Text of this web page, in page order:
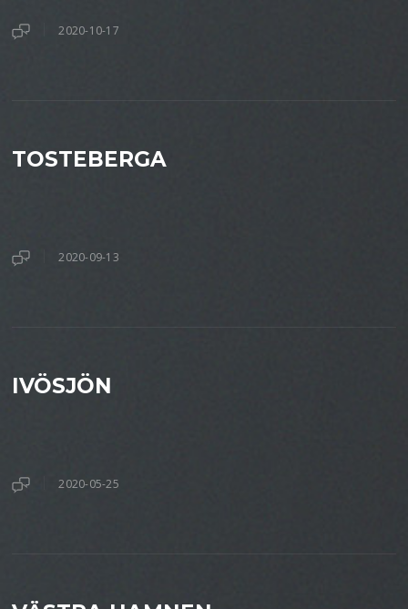
2020-10-17
TOSTEBERGA
2020-09-13
IVÖSJÖN
2020-05-25